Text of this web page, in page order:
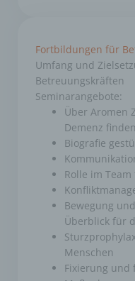
Fortbildungen für
Umfang und
Betreuungskräften
Seminarangebote:
Über Aromen
Demenz finden
Biografie
Rolle im
Bewegung
Überblick für
Menschen
Fixierung und
dem Recht der
werden.
h)
andere Stelle,
Auftrag des
i) Empfänger
Empfänger ist
Person,
der
werden,
einen Dritten
Rahmen eines